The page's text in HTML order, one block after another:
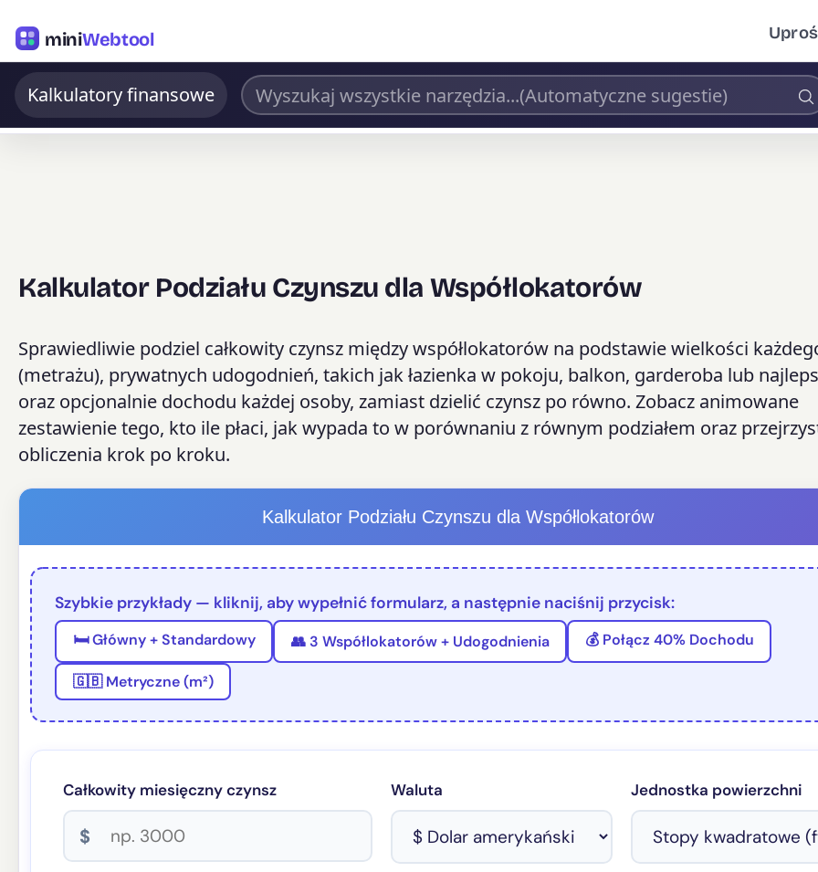
miniWebtool
Kalkulatory finansowe
Kalkulator Podziału Czynszu dla Współlokatorów
Sprawiedliwie podziel całkowity czynsz między współlokatorów na podstawie wielkości
(metrażu), prywatnych udogodnień, takich jak łazienka w pokoju, balkon, garderoba lub
oraz opcjonalnie dochodu każdej osoby, zamiast dzielić czynsz po równo. Zobacz animowane
zestawienie tego, kto ile płaci, jak wypada to w porównaniu z równym podziałem oraz
obliczenia krok po kroku.
Kalkulator Podziału Czynszu dla Współlokatorów
Szybkie przykłady — kliknij, aby wypełnić formularz, a następnie naciśnij przycisk:
🛏 Główny + Standardowy 👥 3 Współlokatorów + Udogodnienia 💰 Połącz 40% Dochodu
🇬🇧 Metryczne (m²)
Całkowity miesięczny czynsz
$
Waluta Jednostka powierzchni